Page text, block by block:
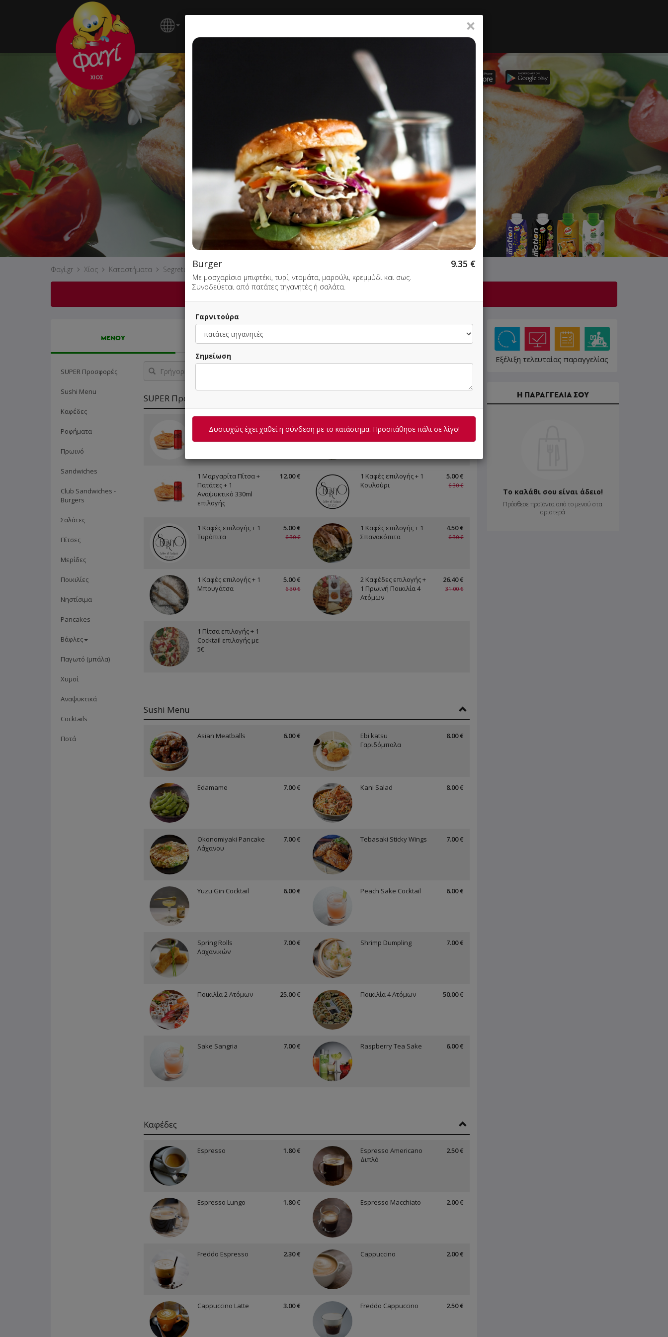
SEGRETO
Σνακ - Καφέ, Cocktail - Ποτό, Πίτσα - Ζυμαρικά, Fast Food, Παγωτό - Γλυκό
0.00+
26'
Ζαχαρίου 2 - Πλατεία Κάστρου, Χίος
Φαγί.gr Χίος Καταστήματα Segreto
Δυστυχώς έχει χαθεί η σύνδεση με το κατάστημα. Προσπάθησε πάλι σε λίγο!
ΜΕΝΟΥ ΠΛΗΡΟΦΟΡΙΕΣ
SUPER Προσφορές
Sushi Menu
Καφέδες
Ροφήματα
Πρωινό
Sandwiches
Club Sandwiches -
Burgers
Σαλάτες
Πίτσες
Μερίδες
Ποικιλίες
Νηστίσιμα
Pancakes
Βάφλες
Παγωτό (μπάλα)
Χυμοί
Αναψυκτικά
Cocktails
Ποτά
Γρήγορη
αναζήτηση
προϊόντος...
SUPER Προσφορές
1 Club Sandwich
Γαλοπούλα + 1
Αναψυκτικό 330ml
8.90 €
9.40 €
1 Καφές επιλογής + 1
Πρωινό επιλογής
7.70 €
10.00 €
1 Μαργαρίτα Πίτσα +
Πατάτες + 1
Αναψυκτικό 330ml
επιλογής
12.00 €
1 Καφές επιλογής + 1
Κουλούρι
5.00 €
6.30 €
1 Καφές επιλογής + 1
Τυρόπιτα
5.00 €
6.30 €
1 Καφές επιλογής + 1
Σπανακόπιτα
4.50 €
6.30 €
1 Καφές επιλογής + 1
Μπουγάτσα
5.00 €
6.30 €
2 Καφέδες επιλογής +
1 Πρωινή Ποικιλία 4
Ατόμων
26.40 €
31.00 €
1 Πίτσα επιλογής + 1
Cocktail επιλογής με
5€
Sushi Menu
Asian Meatballs 6.00 €
Ebi katsu
Γαριδόμπαλα
8.00 €
Edamame 7.00 € Kani Salad 8.00 €
Okonomiyaki Pancake
Λάχανου
7.00 € Tebasaki Sticky Wings 7.00 €
Yuzu Gin Cocktail 6.00 € Peach Sake Cocktail 6.00 €
Spring Rolls
Λαχανικών
7.00 € Shrimp Dumpling 7.00 €
Ποικιλία 2 Ατόμων 25.00 € Ποικιλία 4 Ατόμων 50.00 €
Sake Sangria 7.00 € Raspberry Tea Sake 6.00 €
Καφέδες
Espresso 1.80 €
Espresso Americano
Διπλό
2.50 €
Espresso Lungo 1.80 € Espresso Macchiato 2.00 €
Freddo Espresso 2.30 € Cappuccino 2.00 €
Cappuccino Latte 3.00 € Freddo Cappuccino 2.50 €
Εξέλιξη τελευταίας παραγγελίας
Η ΠΑΡΑΓΓΕΛΙΑ ΣΟΥ
Το καλάθι σου είναι άδειο!
Πρόσθεσε προϊόντα από το μενού στα
αριστερά
×
Burger
Με μοσχαρίσιο μπιφτέκι, τυρί, ντομάτα, μαρούλι, κρεμμύδι και σως.
Συνοδεύεται από πατάτες τηγανητές ή σαλάτα.
9.35 €
Γαρνιτούρα
Σημείωση
Δυστυχώς έχει χαθεί η σύνδεση με το κατάστημα. Προσπάθησε πάλι σε λίγο!